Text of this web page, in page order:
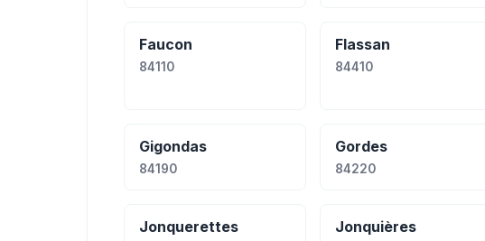
Faucon
84110
Flassan
84410
Gigondas
84190
Gordes
84220
Jonquerettes Jonquières